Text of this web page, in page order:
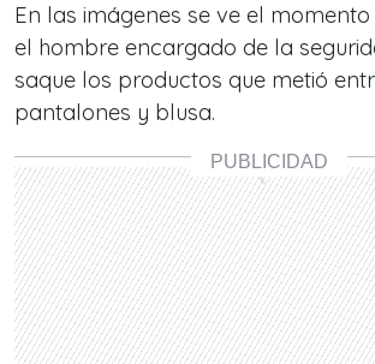
En las imágenes se ve el
el hombre encargado de la
saque los productos que metió
pantalones y blusa.